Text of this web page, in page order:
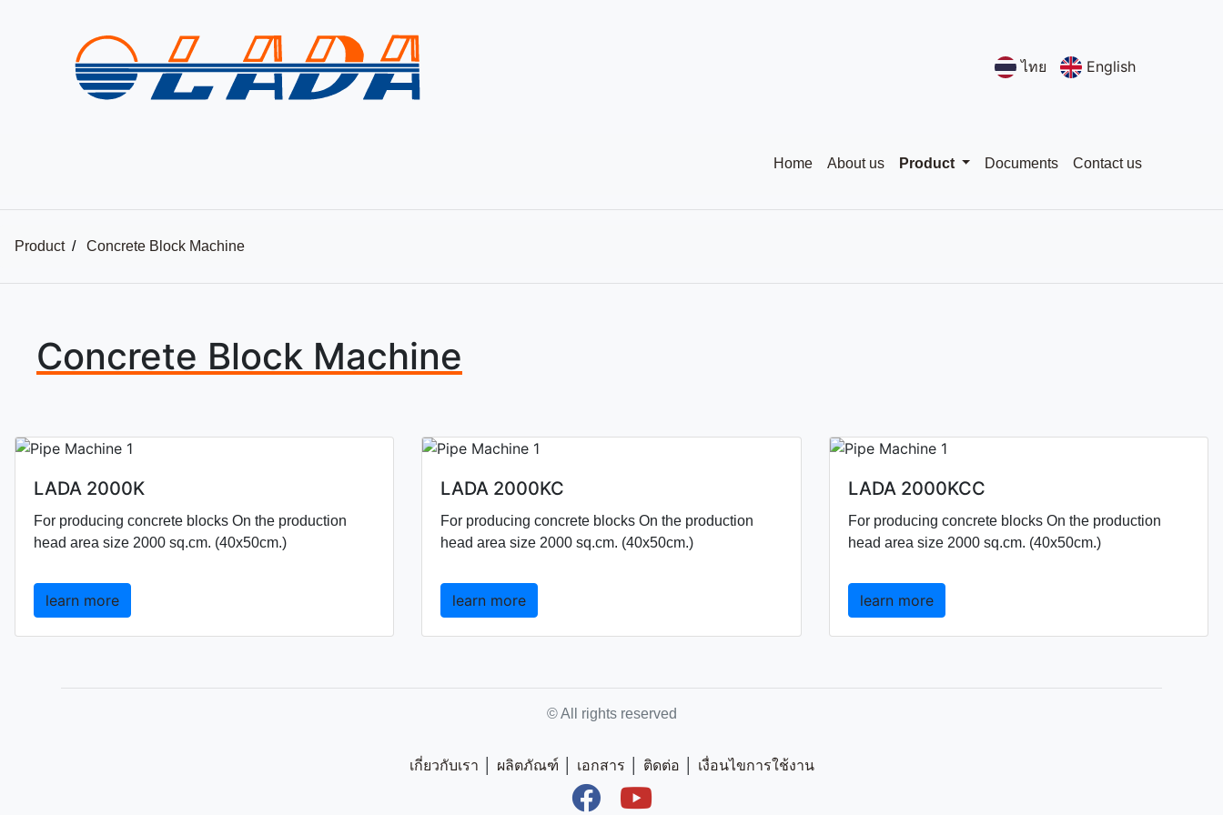
ไทย English
Home About us Product Documents Contact us
Product Concrete Block Machine
Concrete Block Machine
LADA 2000K
For producing concrete blocks On the production
head area size 2000 sq.cm. (40x50cm.)
learn more
LADA 2000KC
For producing concrete blocks On the production
head area size 2000 sq.cm. (40x50cm.)
learn more
LADA 2000KCC
For producing concrete blocks On the production
head area size 2000 sq.cm. (40x50cm.)
learn more
© All rights reserved
เกี่ยวกับเรา ผลิตภัณฑ์ เอกสาร ติดต่อ เงื่อนไขการใช้งาน